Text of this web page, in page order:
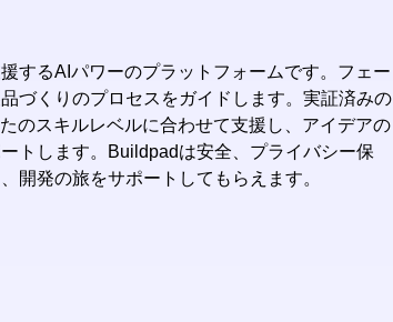
するAIパワーのプラットフォームです。フェー
づくりのプロセスをガイドします。実証済みの
のスキルレベルに合わせて支援し、アイデアの
トします。Buildpadは安全、プライバシー保
開発の旅をサポートしてもらえます。